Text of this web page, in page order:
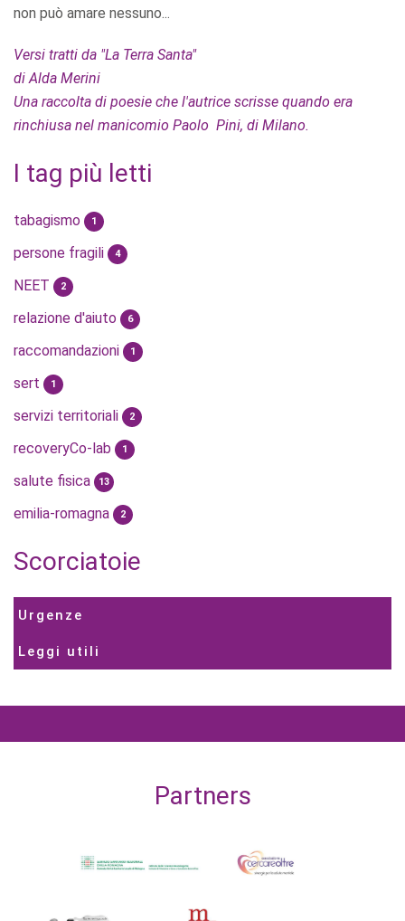
non può amare nessuno...
Versi tratti da "La Terra Santa"
di Alda Merini
Una raccolta di poesie che l'autrice scrisse quando era
rinchiusa nel manicomio Paolo Pini, di Milano.
I tag più letti
tabagismo 1
persone fragili 4
NEET 2
relazione d'aiuto 6
raccomandazioni 1
sert 1
servizi territoriali 2
recoveryCo-lab 1
salute fisica 13
emilia-romagna 2
Scorciatoie
Urgenze
Leggi utili
Partners